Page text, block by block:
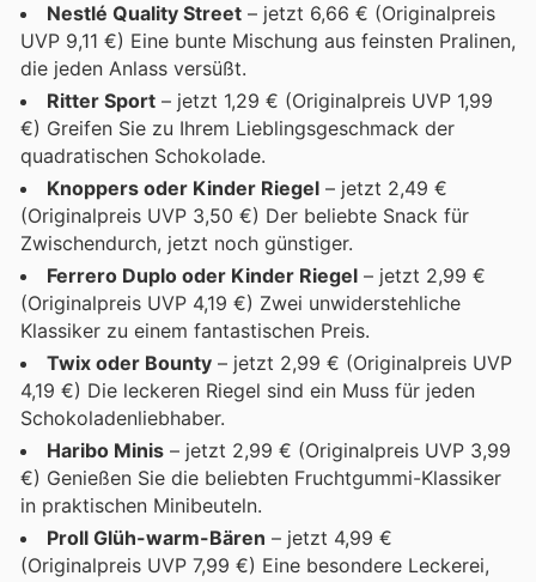
Nestlé Quality Street – jetzt 6,66 € (Originalpreis
UVP 9,11 €) Eine bunte Mischung aus feinsten Pralinen,
die jeden Anlass versüßt.
Ritter Sport – jetzt 1,29 € (Originalpreis UVP 1,99
€) Greifen Sie zu Ihrem Lieblingsgeschmack der
quadratischen Schokolade.
Knoppers oder Kinder Riegel – jetzt 2,49 €
(Originalpreis UVP 3,50 €) Der beliebte Snack für
Zwischendurch, jetzt noch günstiger.
Ferrero Duplo oder Kinder Riegel – jetzt 2,99 €
(Originalpreis UVP 4,19 €) Zwei unwiderstehliche
Klassiker zu einem fantastischen Preis.
Twix oder Bounty – jetzt 2,99 € (Originalpreis UVP
4,19 €) Die leckeren Riegel sind ein Muss für jeden
Schokoladenliebhaber.
Haribo Minis – jetzt 2,99 € (Originalpreis UVP 3,99
€) Genießen Sie die beliebten Fruchtgummi-Klassiker
in praktischen Minibeuteln.
Proll Glüh-warm-Bären – jetzt 4,99 €
(Originalpreis UVP 7,99 €) Eine besondere Leckerei,